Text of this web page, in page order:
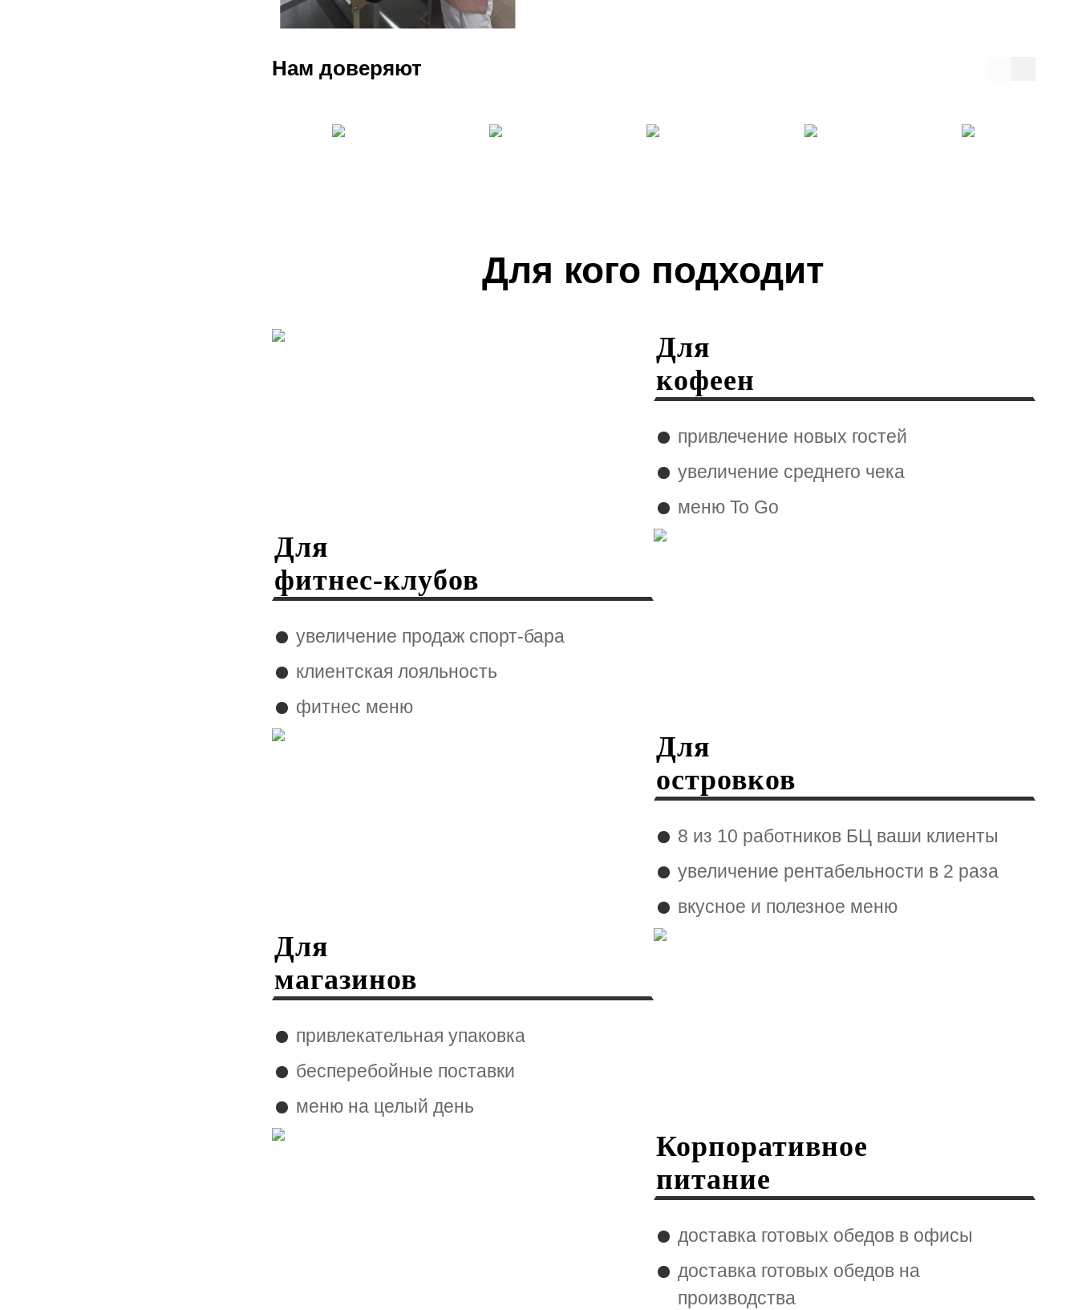
Нам доверяют
Для кого подходит
Для
кофеен
привлечение новых гостей
увеличение среднего чека
меню To Go
Для
фитнес-клубов
увеличение продаж спорт-бара
клиентская лояльность
фитнес меню
Для
островков
8 из 10 работников БЦ ваши клиенты
увеличение рентабельности в 2 раза
вкусное и полезное меню
Для
магазинов
привлекательная упаковка
бесперебойные поставки
меню на целый день
Корпоративное
питание
доставка готовых обедов в офисы
доставка готовых обедов на
производства